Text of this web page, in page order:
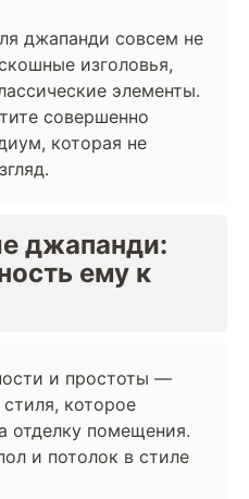
джапанди совсем не
изголовья,
элементы.
совершенно
которая не
джапанди:
ему к
и простоты —
которое
отделку помещения.
и потолок в стиле